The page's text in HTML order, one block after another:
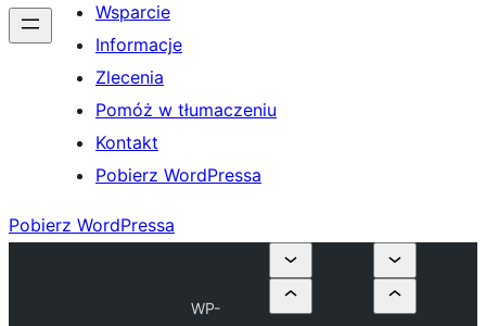
Wsparcie
Informacje
Zlecenia
Pomóż w tłumaczeniu
Kontakt
Pobierz WordPressa
Pobierz WordPressa
WP-